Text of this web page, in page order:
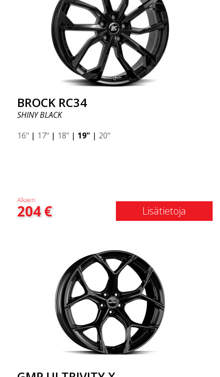
BROCK RC34
SHINY BLACK
16" | 17" | 18" | 19" | 20"
Alkaen:
204€ Lisätietoja